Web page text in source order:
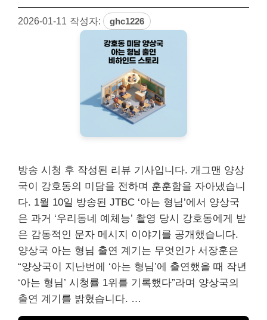
2026-01-11 작성자: ghc1226
방송 시청 후 작성된 리뷰 기사입니다. 개그맨 양상
국이 강호동의 미담을 전하며 훈훈함을 자아냈습니
다. 1월 10일 방송된 JTBC ‘아는 형님’에서 양상국
은 과거 ‘우리동네 예체능’ 촬영 당시 강호동에게 받
은 감동적인 문자 메시지 이야기를 공개했습니다.
양상국 아는 형님 출연 계기는 무엇인가 서장훈은
“양상국이 지난번에 ‘아는 형님’에 출연했을 때 작년
‘아는 형님’ 시청률 1위를 기록했다”라며 양상국의
출연 계기를 밝혔습니다. …